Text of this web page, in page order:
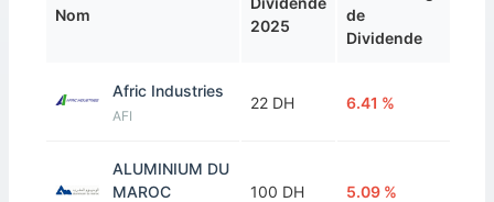
Nom
2025
de
Dividende
Afric Industries
AFI
22 DH 6.41 %
ALUMINIUM DU
MAROC
100 DH 5.09 %